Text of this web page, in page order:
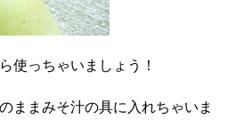
使っちゃいましょう！
ままみそ汁の具に入れちゃいま